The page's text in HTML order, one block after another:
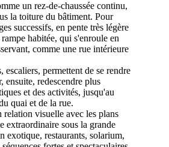
un rez-de-chaussée continu,
la toiture du bâtiment. Pour
successifs, en pente très légère
habitée, qui s'enroule en
comme une rue intérieure
escaliers, permettent de se rendre
ensuite, redescendre plus
et des activités, jusqu'au
quai et de la rue.
relation visuelle avec les plans
extraordinaire sous la grande
exotique, restaurants, solarium,